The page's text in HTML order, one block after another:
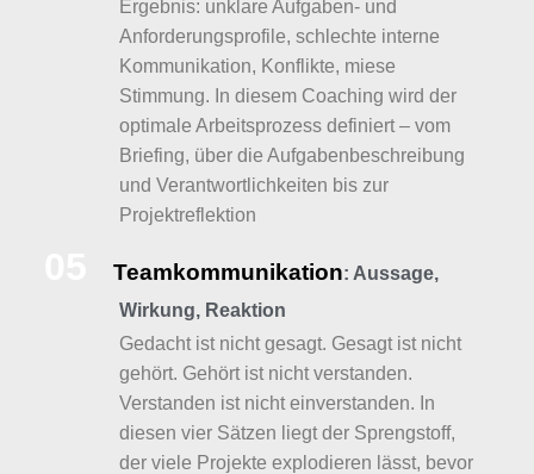
Ergebnis: unklare Aufgaben- und
Anforderungsprofile, schlechte interne
Kommunikation, Konflikte, miese
Stimmung. In diesem Coaching wird der
optimale Arbeitsprozess definiert – vom
Briefing, über die Aufgabenbeschreibung
und Verantwortlichkeiten bis zur
Projektreflektion
Teamkommunikation: Aussage,
Wirkung, Reaktion
Gedacht ist nicht gesagt. Gesagt ist nicht
gehört. Gehört ist nicht verstanden.
Verstanden ist nicht einverstanden. In
diesen vier Sätzen liegt der Sprengstoff,
der viele Projekte explodieren lässt, bevor